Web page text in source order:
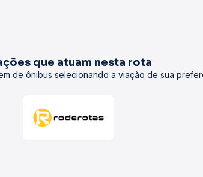
que atuam nesta rota
de ônibus selecionando a viação de sua